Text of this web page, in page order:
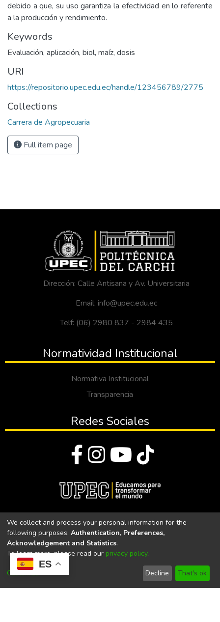
ES
debido a que, su uso garantiza la efectividad en lo referente
a la producción y rendimiento.
Keywords
Evaluación, aplicación, biol, maíz, dosis
URI
https://repositorio.upec.edu.ec/handle/123456789/2775
Collections
Carrera de Agropecuaria
Full item page
Dirección: Calle Antisana y Av. Universitaria
Email: info@upec.edu.ec
Telf: (06) 2980 837 - 2984 435
Normatividad Institucional
Normativa Institucional
Transparencia
Redes Sociales
Universidad Politécnica Estatal del Carchi
Universidad Politécnica Estatal del Carchi | Acreditada por el
CACES Resolución N°. 160-SE-33-CACES-2020
We collect and process your personal information for the
following purposes: Authentication, Preferences,
Acknowledgement and Statistics.
To learn more, please read our privacy policy.
Customize Decline That's ok